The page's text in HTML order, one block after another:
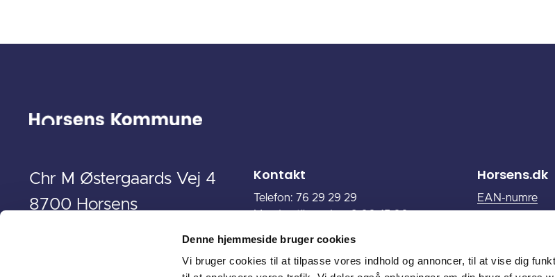
Denne hjemmeside bruger cookies
Vi bruger cookies til at tilpasse vores indhold og annoncer, til at vise dig
Chr M Østergaards Vej 4
8700 Horsens
Kontakt
Telefon: 76 29 29 29
Mandag til onsdag: 9.00-15.00
Fredag: 9.00-13.00
Horsens.dk
EAN-numre